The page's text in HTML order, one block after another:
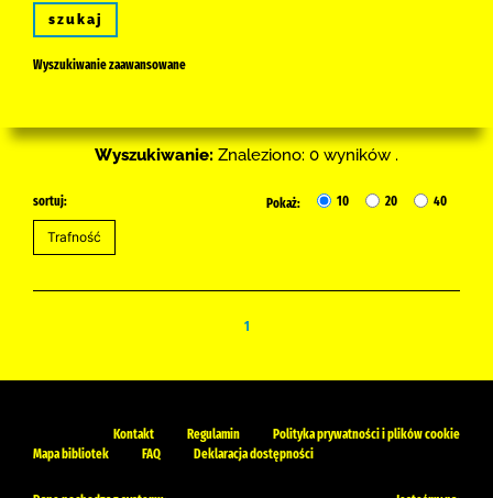
szukaj
Wyszukiwanie zaawansowane
Wyszukiwanie: Znaleziono: 0 wyników .
sortuj: Pokaż: 10 20 40
1
Kontakt Regulamin
Polityka prywatności i plików cookie
Mapa bibliotek
FAQ Deklaracja dostępności